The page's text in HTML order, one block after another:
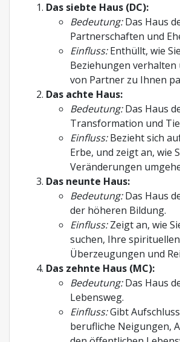
Das siebte Haus (DC):
Bedeutung:Das Haus
Partnerschaften und
Einfluss:Enthüllt, wie
Beziehungen verhalten
von Partner zu Ihnen
Das achte Haus:
Bedeutung:Das Haus
Transformation und
Einfluss:Bezieht sich
Erbe, und zeigt an, wie
Veränderungen
Das neunte Haus:
Bedeutung:Das Haus
der höheren Bildung.
Einfluss:Zeigt an, wie
suchen, Ihre spirituellen
Überzeugungen und
Das zehnte Haus (MC):
Bedeutung:Das Haus
Lebensweg.
Einfluss:Gibt
berufliche Neigungen,